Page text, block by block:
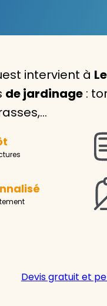
intervient à
de jardinage :
Devis gratuit et